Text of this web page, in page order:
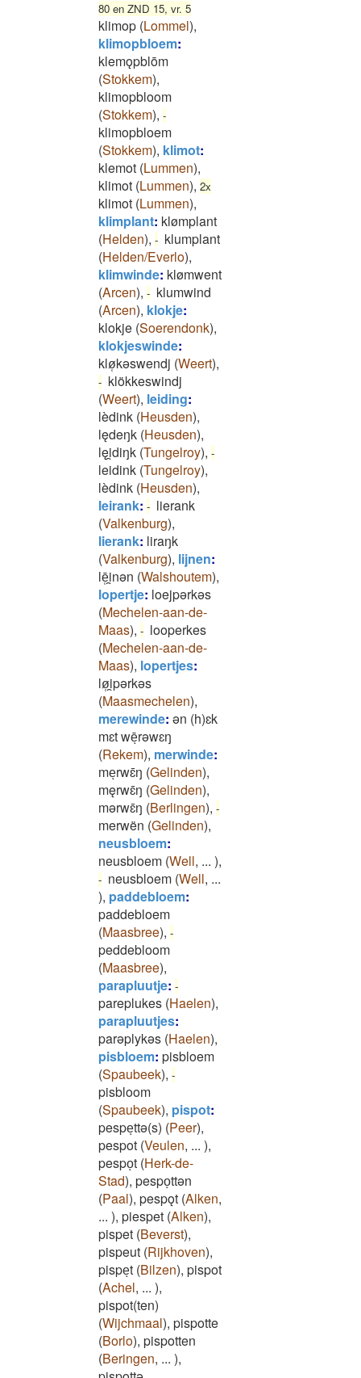
80 en ZND 15, vr. 5
klimop (Lommel),
klimopbloem:
klemǫpblōm
(Stokkem),
klimopbloom
(Stokkem), -
klimopbloem
(Stokkem), klimot:
klemot (Lummen),
klimot (Lummen), 2x
klimot (Lummen),
klimplant: klømplant
(Helden), - klumplant
(Helden/Everlo),
klimwinde: klømwent
(Arcen), - klumwind
(Arcen), klokje:
klokje (Soerendonk),
klokjeswinde:
klø̜kǝswendj (Weert),
- klökkeswindj
(Weert), leiding:
lèdink (Heusden),
lędeŋk (Heusden),
lęi̯diŋk (Tungelroy), -
leidink (Tungelroy),
lèdink (Heusden),
leirank: - lierank
(Valkenburg),
lierank: liraŋk
(Valkenburg), lijnen:
lē̜i̯nǝn (Walshoutem),
lopertje: loejpərkəs
(Mechelen-aan-de-
Maas), - looperkes
(Mechelen-aan-de-
Maas), lopertjes:
lø̜i̯pǝrkǝs
(Maasmechelen),
merewinde: ən (h)ɛk
mɛt wēͅrəwɛŋ
(Rekem), merwinde:
meͅrwɛ̄ŋ (Gelinden),
męrwɛ̄ŋ (Gelinden),
mǝrwɛ̄ŋ (Berlingen), -
merwën (Gelinden),
neusbloem:
neusbloem (Well, ... ),
- neusbloem (Well, ...
), paddebloem:
paddebloem
(Maasbree), -
peddebloom
(Maasbree),
parapluutje: -
pareplukes (Haelen),
parapluutjes:
parǝplykǝs (Haelen),
pisbloem: pisbloem
(Spaubeek), -
pisbloom
(Spaubeek), pispot:
pespeͅttə(s) (Peer),
pespot (Veulen, ... ),
pespoͅt (Herk-de-
Stad), pespoͅttən
(Paal), pespǫt (Alken,
... ), piespet (Alken),
pispet (Beverst),
pispeut (Rijkhoven),
pispeͅt (Bilzen), pispot
(Achel, ... ),
pispot(ten)
(Wijchmaal), pispotte
(Borlo), pispotten
(Beringen, ... ),